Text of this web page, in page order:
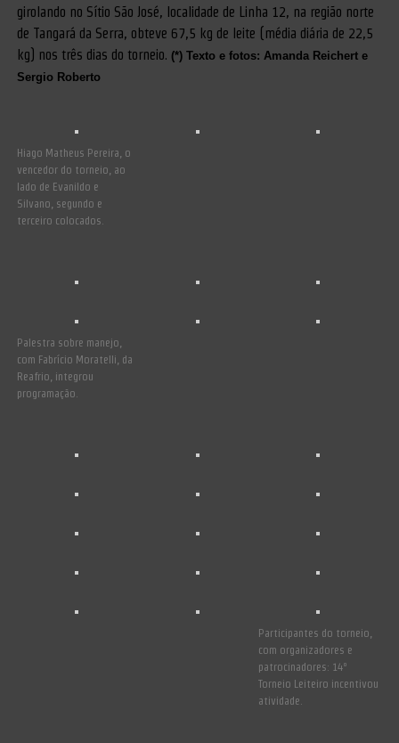
girolando no Sítio São José, localidade de Linha 12, na região norte
de Tangará da Serra, obteve 67,5 kg de leite (média diária de 22,5
kg) nos três dias do torneio. (*) Texto e fotos: Amanda Reichert e
Sergio Roberto
Hiago Matheus Pereira, o
vencedor do torneio, ao
lado de Evanildo e
Silvano, segundo e
terceiro colocados.
Palestra sobre manejo,
com Fabrício Moratelli, da
Reafrio, integrou
programação.
Participantes do torneio,
com organizadores e
patrocinadores: 14º
Torneio Leiteiro incentivou
atividade.